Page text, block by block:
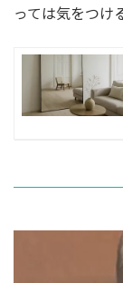
っては気をつけ